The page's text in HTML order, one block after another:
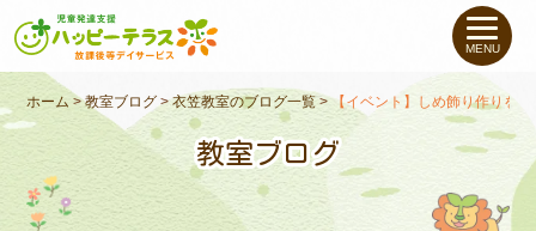
私たちについて
未就学のお子さま（０〜６才）
小学生〜高校生のお子さま
MENU
ホーム >教室ブログ>衣笠教室のブログ一覧>【イベント】しめ飾り作りを
教室ブログ